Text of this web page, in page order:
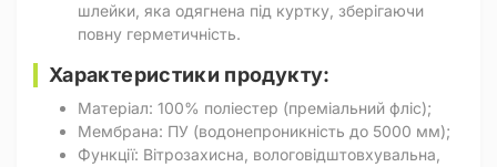
шлейки, яка одягнена під куртку, зберігаючи
повну герметичність.
Характеристики продукту:
Матеріал: 100% поліестер (преміальний фліс);
Мембрана: ПУ (водонепроникність до 5000 мм);
Функції: Вітрозахисна, вологовідштовхувальна,